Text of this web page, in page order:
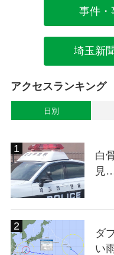
事件・
埼玉新
アクセスランキング
日別
白
見
ダ
い